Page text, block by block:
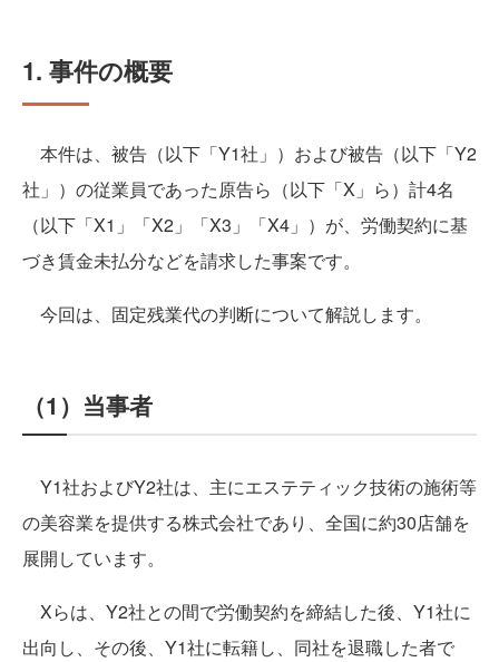
1. 事件の概要
本件は、被告（以下「Y1社」）および被告（以下「Y2
社」）の従業員であった原告ら（以下「X」ら）計4名
（以下「X1」「X2」「X3」「X4」）が、労働契約に基
づき賃金未払分などを請求した事案です。
今回は、固定残業代の判断について解説します。
（1）当事者
Y1社およびY2社は、主にエステティック技術の施術等
の美容業を提供する株式会社であり、全国に約30店舗を
展開しています。
Xらは、Y2社との間で労働契約を締結した後、Y1社に
出向し、その後、Y1社に転籍し、同社を退職した者で